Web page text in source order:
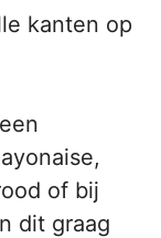
kanten op
of bij
dit graag